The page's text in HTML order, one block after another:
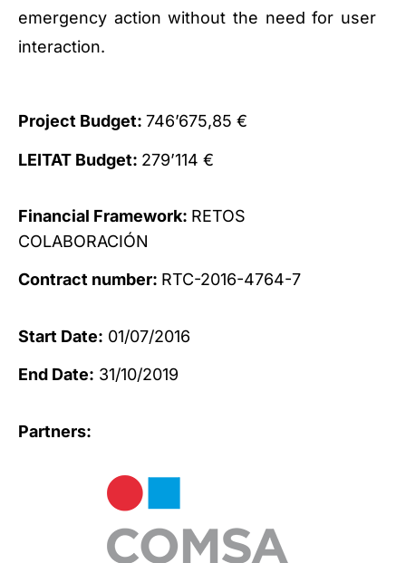
emergency action without the need for user
interaction.
Project Budget: 746’675,85 €
LEITAT Budget: 279’114 €
Financial Framework: RETOS
COLABORACIÓN
Contract number: RTC-2016-4764-7
Start Date: 01/07/2016
End Date: 31/10/2019
Partners: